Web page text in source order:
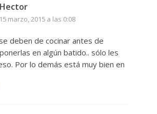
Hector
15 marzo, 2015 a las 0:08
deben de cocinar antes de
en algún batido.. sólo les
Por lo demás está muy bien en